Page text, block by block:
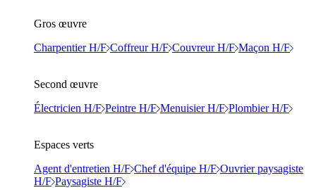
Gros œuvre
Charpentier H/F Coffreur H/F Couvreur H/F Maçon H/F
Second œuvre
Électricien H/F Peintre H/F Menuisier H/F Plombier H/F
Espaces verts
Agent d'entretien H/F Chef d'équipe H/F Ouvrier paysagiste
H/F Paysagiste H/F